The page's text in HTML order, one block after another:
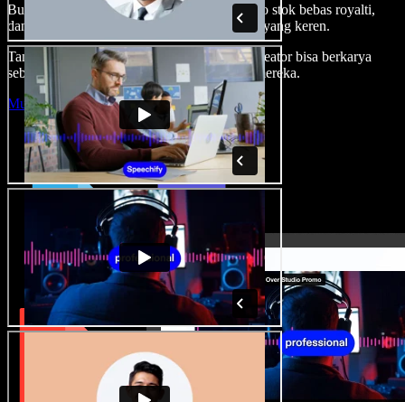
Buat voice over, tambah gambar, audio, video stok bebas royalti,
dan kloning suara untuk proyek audio-video yang keren.
Tanpa kurva belajar, semua dari browser—kreator bisa berkarya
sebebas mungkin dan wujudkan ide kreatif mereka.
Mulai Studio